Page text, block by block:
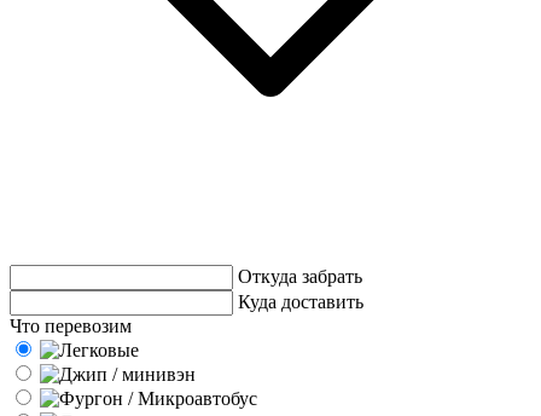
Откуда забрать
Куда доставить
Что перевозим